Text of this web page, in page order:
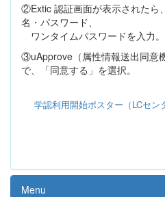
②Extic 認証画面が表示されたら、
名・パスワード、
ワンタイムパスワードを入力。
③uApprove （属性情報送出同
で、「同意する」を選択。
学認利用開始ポスター（LCセン
Menu